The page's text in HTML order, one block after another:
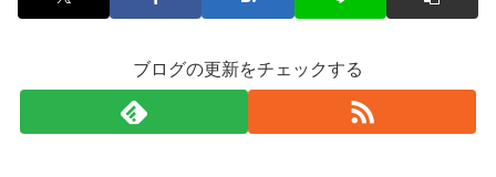
ブログの更新をチェックする